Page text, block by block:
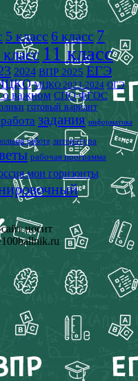
5 класс 6 класс 7
11 класс
2024 ВПР 2025 ЕГЭ
МЦКО 2023-2024 ОГЭ
о важном СПО ФГОС
готовый вариант
задания информатика
работа литература
рабочая программа
мои горизонты
носит